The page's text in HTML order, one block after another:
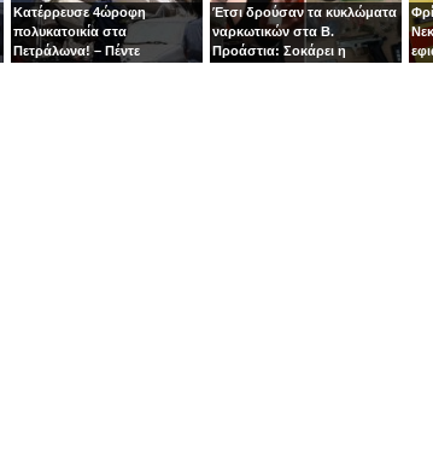
Κατέρρευσε 4ώροφη
πολυκατοικία στα
Πετράλωνα! – Πέντε
Έτσι δρούσαν τα κυκλώματα
ναρκωτικών στα Β.
Προάστια: Σοκάρει η